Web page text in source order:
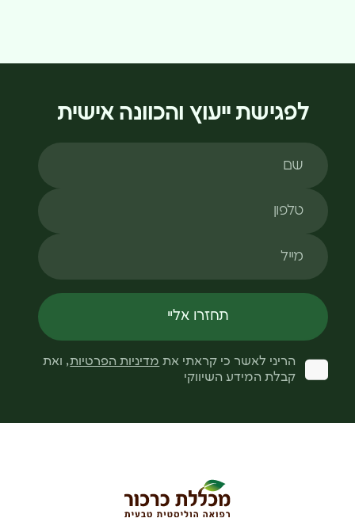
לפגישת ייעוץ והכוונה אישית
שם
טלפון
מייל
תחזרו אליי
הריני לאשר כי קראתי את מדיניות הפרטיות, ואת
קבלת המידע השיווקי